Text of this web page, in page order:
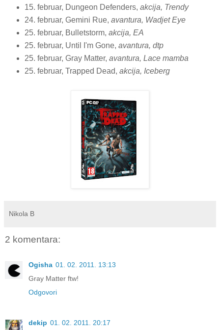
15. februar, Dungeon Defenders, akcija, Trendy
24. februar, Gemini Rue, avantura, Wadjet Eye
25. februar, Bulletstorm, akcija, EA
25. februar, Until I'm Gone, avantura, dtp
25. februar, Gray Matter, avantura, Lace mamba
25. februar, Trapped Dead, akcija, Iceberg
Nikola B
2 komentara:
Ogisha 01. 02. 2011. 13:13
Gray Matter ftw!
Odgovori
dekip 01. 02. 2011. 20:17